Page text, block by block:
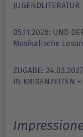
JUGENDLITERATUR
05.11.2026: UND
Musikalische
ZUGABE:
IN KRISENZEITEN